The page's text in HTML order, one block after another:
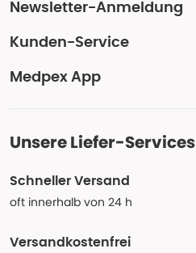
Newsletter-Anmeldung
Kunden-Service
Medpex App
Unsere Liefer-Services
Schneller Versand
oft innerhalb von 24 h
Versandkostenfrei